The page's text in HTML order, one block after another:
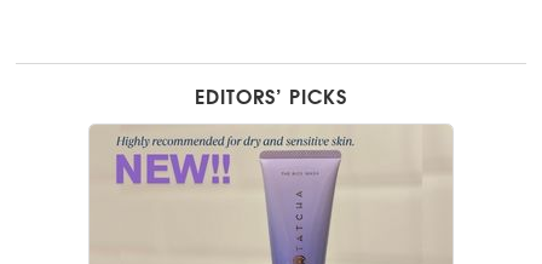
EDITORS’ PICKS